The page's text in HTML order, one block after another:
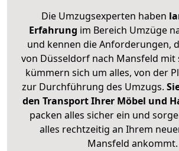
Die Umzugsexperten haben
Erfahrung im Bereich Umzüge
und kennen die Anforderungen,
von Düsseldorf nach Mansfeld mit
kümmern sich um alles, von der
zur Durchführung des Umzugs.
den Transport Ihrer Möbel und
packen alles sicher ein und
alles rechtzeitig an Ihrem
Mansfeld ankommt.